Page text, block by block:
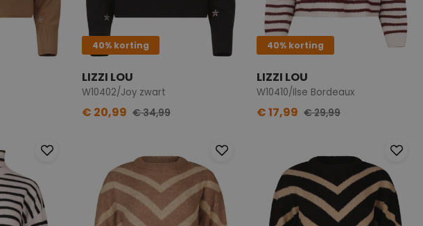
40% korting
LIZZI LOU
W10402/Joy zwart
€ 20,99 € 34,99
40% korting
LIZZI LOU
W10410/Ilse Bordeaux
€ 17,99 € 29,99